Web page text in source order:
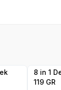
8 in 1
119 GR